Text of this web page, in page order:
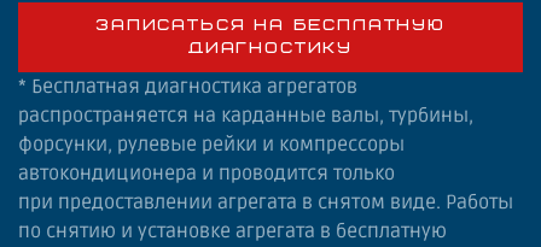
ЗАПИСАТЬСЯ НА БЕСПЛАТНУЮ
ДИАГНОСТИКУ
* Бесплатная диагностика агрегатов
распространяется на карданные валы, турбины,
форсунки, рулевые рейки и компрессоры
автокондиционера и проводится только
при предоставлении агрегата в снятом виде. Работы
по снятию и установке агрегата в бесплатную